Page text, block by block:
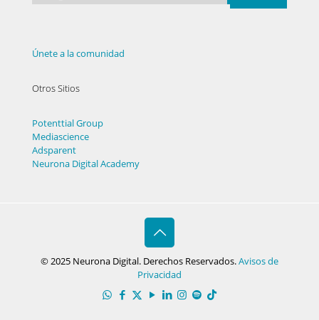
Únete a la comunidad
Otros Sitios
Potenttial Group
Mediascience
Adsparent
Neurona Digital Academy
© 2025 Neurona Digital. Derechos Reservados.Avisos de
Privacidad